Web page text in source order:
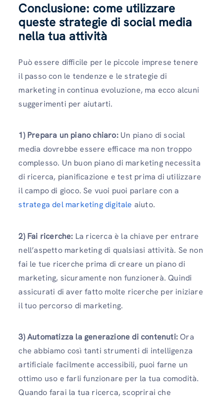
Conclusione: come utilizzare
queste strategie di social media
nella tua attività
Può essere difficile per le piccole imprese tenere
il passo con le tendenze e le strategie di
marketing in continua evoluzione, ma ecco alcuni
suggerimenti per aiutarti.
1) Prepara un piano chiaro: Un piano di social
media dovrebbe essere efficace ma non troppo
complesso. Un buon piano di marketing necessita
di ricerca, pianificazione e test prima di utilizzare
il campo di gioco. Se vuoi puoi parlare con a
stratega del marketing digitale aiuto.
2) Fai ricerche: La ricerca è la chiave per entrare
nell’aspetto marketing di qualsiasi attività. Se non
fai le tue ricerche prima di creare un piano di
marketing, sicuramente non funzionerà. Quindi
assicurati di aver fatto molte ricerche per iniziare
il tuo percorso di marketing.
3) Automatizza la generazione di contenuti:Ora
che abbiamo così tanti strumenti di intelligenza
artificiale facilmente accessibili, puoi farne un
ottimo uso e farli funzionare per la tua comodità.
Quando farai la tua ricerca, scoprirai che